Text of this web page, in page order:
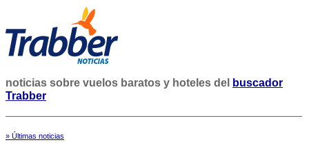
noticias sobre vuelos baratos y hoteles del
buscador
Trabber
» Últimas noticias